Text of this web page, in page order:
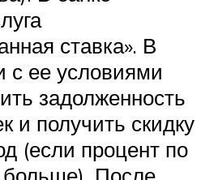
ставка». В
с ее условиями
задолженность
и получить скидку
(если процент по